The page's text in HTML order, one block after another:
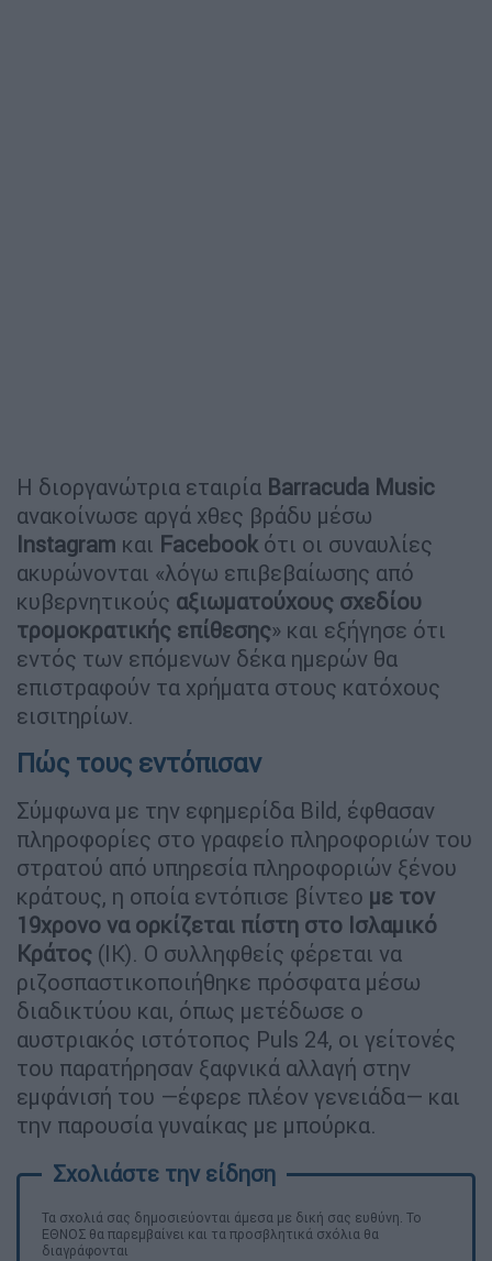
Η διοργανώτρια εταιρία Barracuda Music
ανακοίνωσε αργά χθες βράδυ μέσω
Instagram και Facebook ότι οι συναυλίες
ακυρώνονται «λόγω επιβεβαίωσης από
κυβερνητικούς αξιωματούχους σχεδίου
τρομοκρατικής επίθεσης» και εξήγησε ότι
εντός των επόμενων δέκα ημερών θα
επιστραφούν τα χρήματα στους κατόχους
εισιτηρίων.
Πώς τους εντόπισαν
Σύμφωνα με την εφημερίδα Bild, έφθασαν
πληροφορίες στο γραφείο πληροφοριών του
στρατού από υπηρεσία πληροφοριών ξένου
κράτους, η οποία εντόπισε βίντεο με τον
19χρονο να ορκίζεται πίστη στο Ισλαμικό
Κράτος (ΙΚ). Ο συλληφθείς φέρεται να
ριζοσπαστικοποιήθηκε πρόσφατα μέσω
διαδικτύου και, όπως μετέδωσε ο
αυστριακός ιστότοπος Puls 24, οι γείτονές
του παρατήρησαν ξαφνικά αλλαγή στην
εμφάνισή του —έφερε πλέον γενειάδα— και
την παρουσία γυναίκας με μπούρκα.
Τα σχολιά σας δημοσιεύονται άμεσα με δική σας ευθύνη. Το
ΕΘΝΟΣ θα παρεμβαίνει και τα προσβλητικά σχόλια θα
διαγράφονται